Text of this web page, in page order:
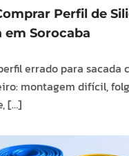
Perfil de
em Sorocaba
errado para sacada
montagem difícil,
[…]